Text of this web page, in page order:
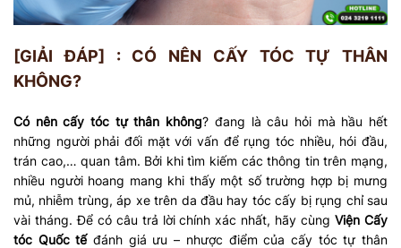
[GIẢI ĐÁP] : CÓ NÊN CẤY TÓC TỰ THÂN
KHÔNG?
Có nên cấy tóc tự thân không? đang là câu hỏi mà hầu hết
những người phải đối mặt với vấn để rụng tóc nhiều, hói đầu,
trán cao,… quan tâm. Bởi khi tìm kiếm các thông tin trên mạng,
nhiều người hoang mang khi thấy một số trường hợp bị mưng
mủ, nhiễm trùng, áp xe trên da đầu hay tóc cấy bị rụng chỉ sau
vài tháng. Để có câu trả lời chính xác nhất, hãy cùngViện Cấy
tóc Quốc tếđánh giá ưu – nhược điểm của cấy tóc tự thân